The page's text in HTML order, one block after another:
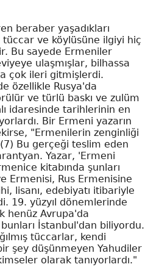
beraber yaşadıkları
ve köylüsüne ilgiyi hiç
Bu sayede Ermeniler
ulaşmışlar, bilhassa
çok ileri gitmişlerdi.
özellikle Rusya'da
ve türlü baskı ve zulüm
idaresinde tarihlerinin en
Bir Ermeni yazarın
"Ermenilerin zenginliği
Bu gerçeği teslim eden
Yazar, 'Ermeni
kitabında şunları
Ermenisi, Rus Ermenisine
lisanı, edebiyatı itibariyle
19. yüzyıl dönemlerinde
henüz Avrupa'da
İstanbul'dan biliyordu.
tüccarlar, kendi
şey düşünmeyen Yahudiler
olarak tanıyorlardı."